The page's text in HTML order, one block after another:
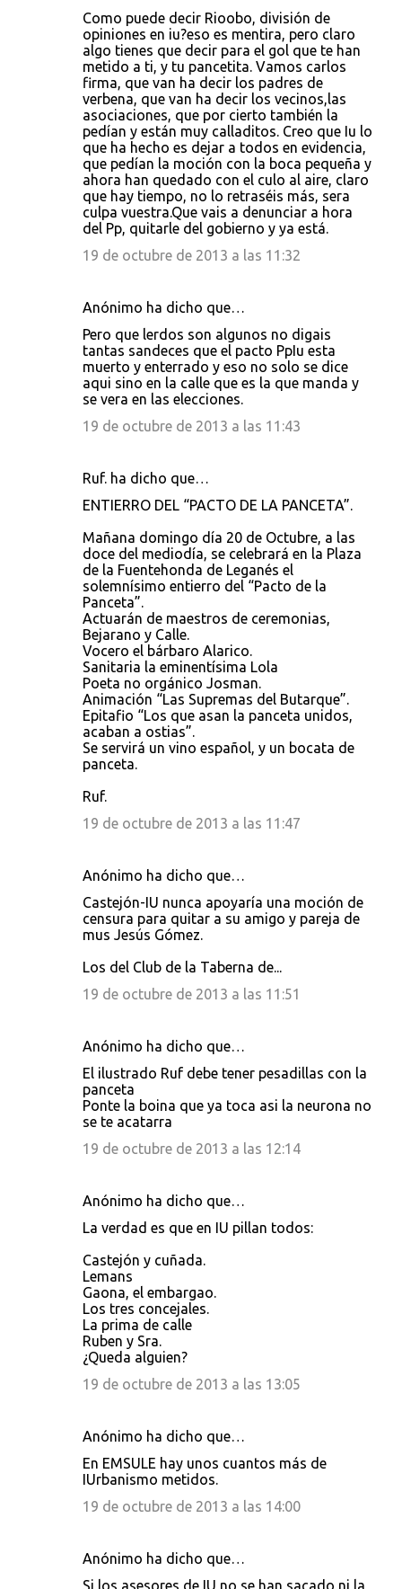
Como puede decir Rioobo, división de
opiniones en iu?eso es mentira, pero claro
algo tienes que decir para el gol que te han
metido a ti, y tu pancetita. Vamos carlos
firma, que van ha decir los padres de
verbena, que van ha decir los vecinos,las
asociaciones, que por cierto también la
pedían y están muy calladitos. Creo que Iu lo
que ha hecho es dejar a todos en evidencia,
que pedían la moción con la boca pequeña y
ahora han quedado con el culo al aire, claro
que hay tiempo, no lo retraséis más, sera
culpa vuestra.Que vais a denunciar a hora
del Pp, quitarle del gobierno y ya está.
19 de octubre de 2013 a las 11:32
Anónimo ha dicho que…
Pero que lerdos son algunos no digais
tantas sandeces que el pacto PpIu esta
muerto y enterrado y eso no solo se dice
aqui sino en la calle que es la que manda y
se vera en las elecciones.
19 de octubre de 2013 a las 11:43
Ruf. ha dicho que…
ENTIERRO DEL “PACTO DE LA PANCETA”.
Mañana domingo día 20 de Octubre, a las
doce del mediodía, se celebrará en la Plaza
de la Fuentehonda de Leganés el
solemnísimo entierro del “Pacto de la
Panceta”.
Actuarán de maestros de ceremonias,
Bejarano y Calle.
Vocero el bárbaro Alarico.
Sanitaria la eminentísima Lola
Poeta no orgánico Josman.
Animación “Las Supremas del Butarque”.
Epitafio “Los que asan la panceta unidos,
acaban a ostias”.
Se servirá un vino español, y un bocata de
panceta.
Ruf.
19 de octubre de 2013 a las 11:47
Anónimo ha dicho que…
Castejón-IU nunca apoyaría una moción de
censura para quitar a su amigo y pareja de
mus Jesús Gómez.
Los del Club de la Taberna de...
19 de octubre de 2013 a las 11:51
Anónimo ha dicho que…
El ilustrado Ruf debe tener pesadillas con la
panceta
Ponte la boina que ya toca asi la neurona no
se te acatarra
19 de octubre de 2013 a las 12:14
Anónimo ha dicho que…
La verdad es que en IU pillan todos:
Castejón y cuñada.
Lemans
Gaona, el embargao.
Los tres concejales.
La prima de calle
Ruben y Sra.
¿Queda alguien?
19 de octubre de 2013 a las 13:05
Anónimo ha dicho que…
En EMSULE hay unos cuantos más de
IUrbanismo metidos.
19 de octubre de 2013 a las 14:00
Anónimo ha dicho que…
Si los asesores de IU no se han sacado ni la